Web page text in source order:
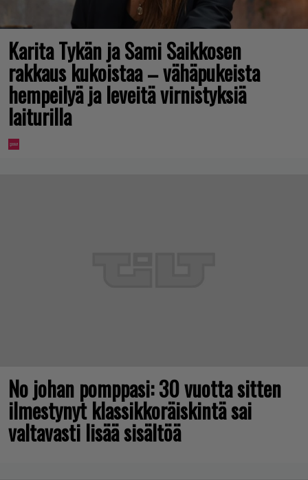
Karita Tykän ja Sami Saikkosen
rakkaus kukoistaa – vähäpukeista
hempeilyä ja leveitä virnistyksiä
laiturilla
No johan pomppasi: 30 vuotta sitten
ilmestynyt klassikkoräiskintä sai
valtavasti lisää sisältöä